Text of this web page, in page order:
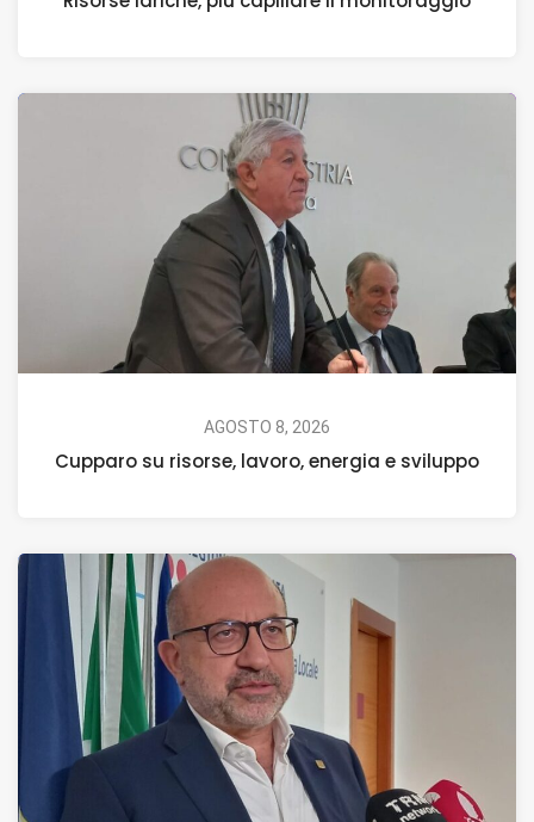
AGOSTO 8, 2026
Cupparo su risorse, lavoro, energia e sviluppo